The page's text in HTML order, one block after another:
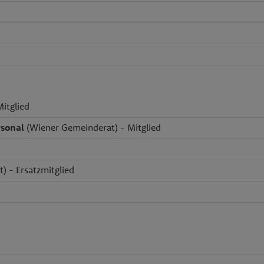
(Wiener Gemeinderat) - Mitglied
- Ersatzmitglied